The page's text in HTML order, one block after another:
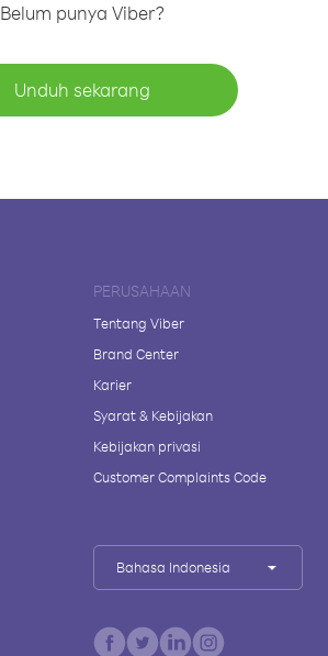
Belum punya Viber?
Unduh sekarang
PERUSAHAAN
Tentang Viber
Brand Center
Karier
Syarat & Kebijakan
Kebijakan privasi
Customer Complaints Code
Bahasa Indonesia